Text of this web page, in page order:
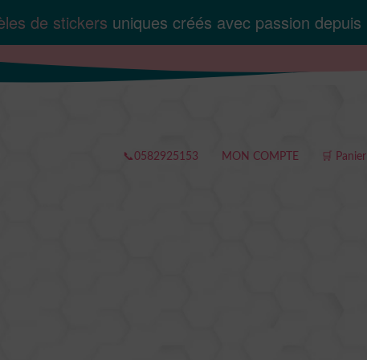
de stickers uniques créés avec passion depuis
📞0582925153 MON COMPTE 🛒 Panier